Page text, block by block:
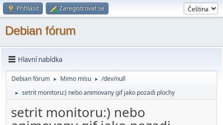
Přihlásit Zaregistrovat se
Debian fórum
Hlavní nabídka
Debian fórum ► Mimo mí­su ► /dev/null
► setrit monitoru:) nebo animovany gif jako pozadi plochy
setrit monitoru:) nebo